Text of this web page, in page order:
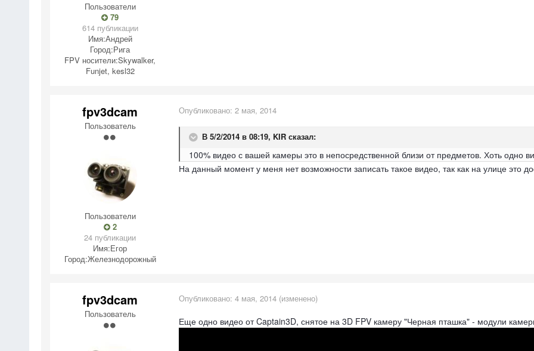
Пользователи
79
614 публикации
Имя:Андрей
Город:Рига
FPV носители:Skywalker,
Funjet, kesl32
fpv3dcam
Пользователь
Пользователи
2
24 публикации
Имя:Егор
Город:Железнодорожный
Опубликовано: 2 мая, 2014
В 5/2/2014 в 08:19, KIR сказал:
100% видео с вашей камеры это в непосредственной близи от предметов. Хоть одно
На данный момент у меня нет возможности записать такое видео, так как на улице это
fpv3dcam
Пользователь
Опубликовано: 4 мая, 2014(изменено)
Еще одно видео от Captain3D, снятое на 3D FPV камеру "Черная пташка" - модули